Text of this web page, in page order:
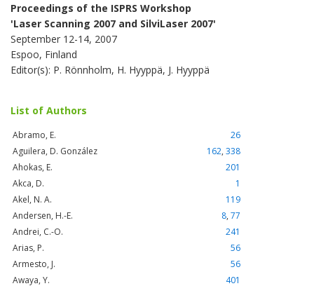
Proceedings of the ISPRS Workshop
'Laser Scanning 2007 and SilviLaser 2007'
September 12-14, 2007
Espoo, Finland
Editor(s): P. Rönnholm, H. Hyyppä, J. Hyyppä
List of Authors
Abramo, E.
26
Aguilera, D. González
162, 338
Ahokas, E.
201
Akca, D.
1
Akel, N. A.
119
Andersen, H.-E.
8, 77
Andrei, C.-O.
241
Arias, P.
56
Armesto, J.
56
Awaya, Y.
401